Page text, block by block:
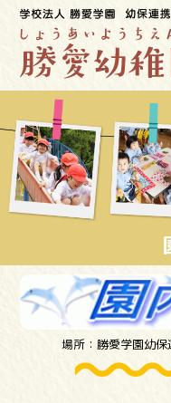
場所：勝愛学園幼